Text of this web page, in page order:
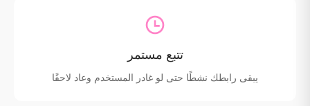
تتبع مستمر
يبقى رابطك نشطًا حتى لو غادر المستخدم وعاد لاحقًا